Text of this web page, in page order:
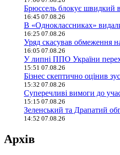
Брюссель блокує швидкий
16:45 07.08.26
В «Одноклассниках»
16:25 07.08.26
Уряд скасував обмеження
16:05 07.08.26
У липні ППО України
15:51 07.08.26
Бізнес скептично оцінив
15:32 07.08.26
Суперечливі вимоги до
15:15 07.08.26
Зеленський та Драпатий
14:52 07.08.26
Архів